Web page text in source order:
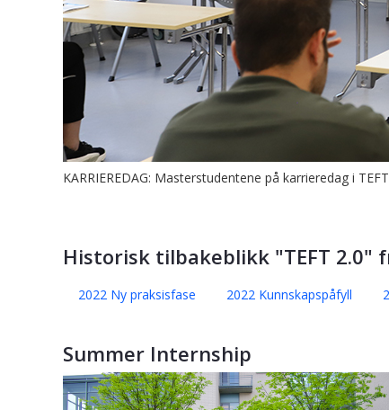
KARRIEREDAG: Masterstudentene på karrieredag i
Historisk tilbakeblikk "TEFT 2.0"
2022 Ny praksisfase 2022 Kunnskapspåfyll
Summer Internship